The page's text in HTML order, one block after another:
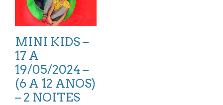
MINI KIDS –
17 A
19/05/2024 –
(6 A 12 ANOS)
– 2 NOITES